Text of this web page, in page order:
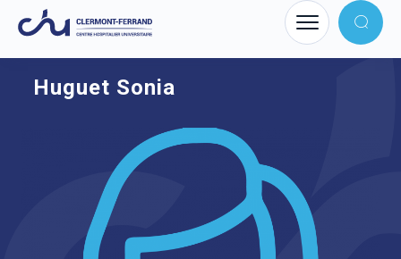
Accueil
Le CRA en Auvergne
Huguet Sonia